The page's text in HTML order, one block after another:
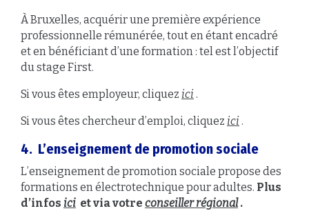
ÀBruxelles, acquérir une première expérience
professionnelle rémunérée, tout en étant encadré
et en bénéficiant d’une formation : tel est l’objectif
du stage First.
Si vous êtes employeur, cliquez ici .
Si vous êtes chercheur d’emploi, cliquez ici .
4. L’enseignement de promotion sociale
L’enseignement de promotion sociale propose des
formations en électrotechnique pour adultes. Plus
d’infos ici et via votre conseiller régional .